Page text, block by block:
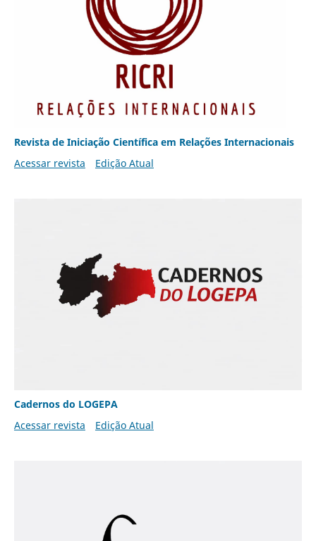
Revista de Iniciação Científica em Relações Internacionais
Acessar revista
Edição Atual
Cadernos do LOGEPA
Acessar revista
Edição Atual